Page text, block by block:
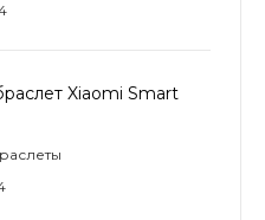
Xiaomi Smart